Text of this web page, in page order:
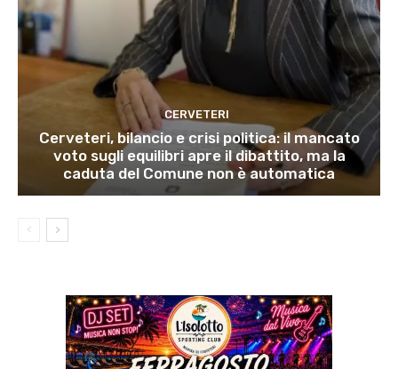
CERVETERI
Cerveteri, bilancio e crisi politica: il mancato
voto sugli equilibri apre il dibattito, ma la
caduta del Comune non è automatica